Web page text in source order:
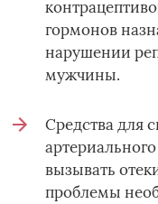
гормонов
нарушении
мужчины.
Средства для
вызывать
проблемы